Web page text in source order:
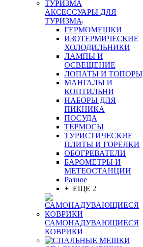
АКСЕССУАРЫ ДЛЯ
ТУРИЗМА
ГЕРМОМЕШКИ
ИЗОТЕРМИЧЕСКИЕ
ХОЛОДИЛЬНИКИ
ЛАМПЫ И
ОСВЕЩЕНИЕ
ЛОПАТЫ И ТОПОРЫ
МАНГАЛЫ И
КОПТИЛЬНИ
НАБОРЫ ДЛЯ
ПИКНИКА
ПОСУДА
ТЕРМОСЫ
ТУРИСТИЧЕСКИЕ
ПЛИТЫ И ГОРЕЛКИ
ОБОГРЕВАТЕЛИ
БАРОМЕТРЫ И
МЕТЕОСТАНЦИИ
Разное
+ ЕЩЕ 2
САМОНАДУВАЮЩИЕСЯ
КОВРИКИ